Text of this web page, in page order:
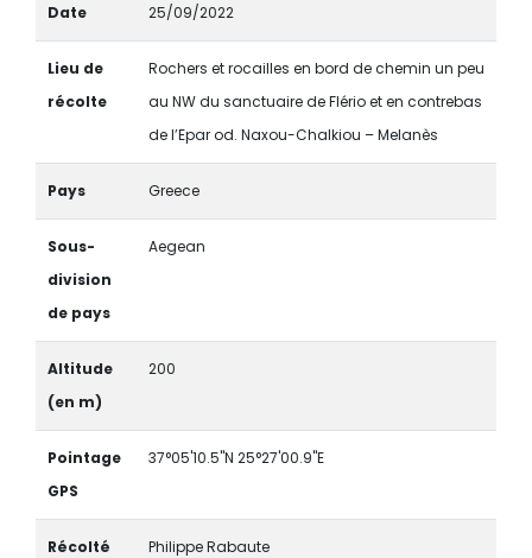
Date 25/09/2022
Lieu de
récolte
Rochers et rocailles en bord de chemin un peu
au NW du sanctuaire de Flério et en contrebas
de l’Epar od. Naxou-Chalkiou – Melanès
Pays Greece
Sous-
division
de pays
Aegean
Altitude
(en m)
200
Pointage
GPS
37°05'10.5"N 25°27'00.9"E
Récolté
Philippe Rabaute